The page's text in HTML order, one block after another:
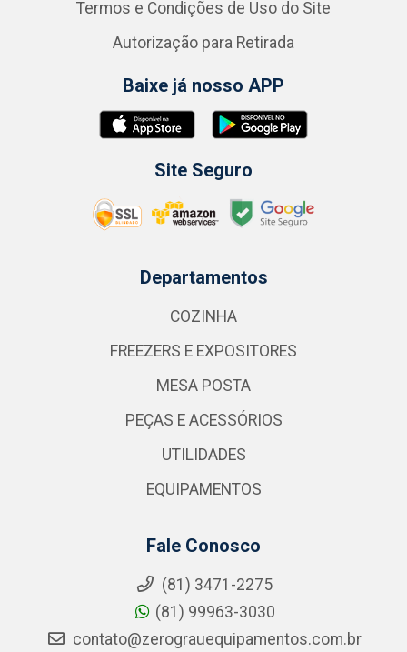
Termos e Condições de Uso do Site
Autorização para Retirada
Baixe já nosso APP
Site Seguro
Departamentos
COZINHA
FREEZERS E EXPOSITORES
MESA POSTA
PEÇAS E ACESSÓRIOS
UTILIDADES
EQUIPAMENTOS
Fale Conosco
(81) 3471-2275
(81) 99963-3030
contato@zerograuequipamentos.com.br